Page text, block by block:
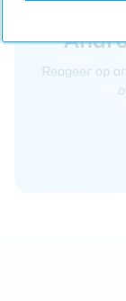
Reageer op